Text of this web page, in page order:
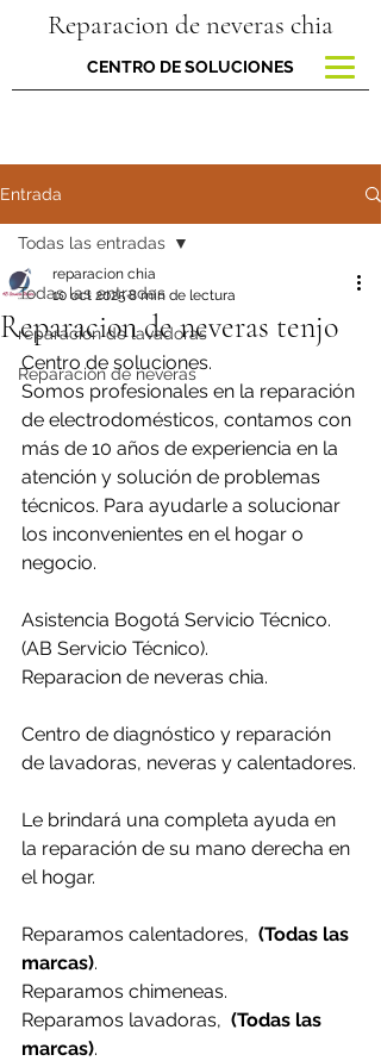
Reparacion de neveras chia
CENTRO DE SOLUCIONES
Entrada
Todas las entradas
reparacion de lavadoras
Reparación de neveras
Todas las entradas
Reparacion de neveras tenjo
reparacion chia
10 oct 20258 min de lectura
Centro de soluciones.
Somos profesionales en la reparación
de electrodomésticos, contamos con
más de 10 años de experiencia en la
atención y solución de problemas
técnicos. Para ayudarle a solucionar
los inconvenientes en el hogar o
negocio.
Asistencia Bogotá Servicio Técnico.
(AB Servicio Técnico).
Reparacion de neveras chia.
Centro de diagnóstico y reparación
de lavadoras, neveras y calentadores.
Le brindará una completa ayuda en
la reparación de su mano derecha en
el hogar.
Reparamos calentadores, (Todas las
marcas).
Reparamos chimeneas.
Reparamos lavadoras, (Todas las
marcas).